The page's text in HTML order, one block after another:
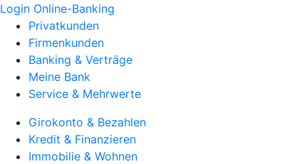
Login Online-Banking
Privatkunden
Firmenkunden
Banking & Verträge
Meine Bank
Service & Mehrwerte
Girokonto & Bezahlen
Kredit & Finanzieren
Immobilie & Wohnen